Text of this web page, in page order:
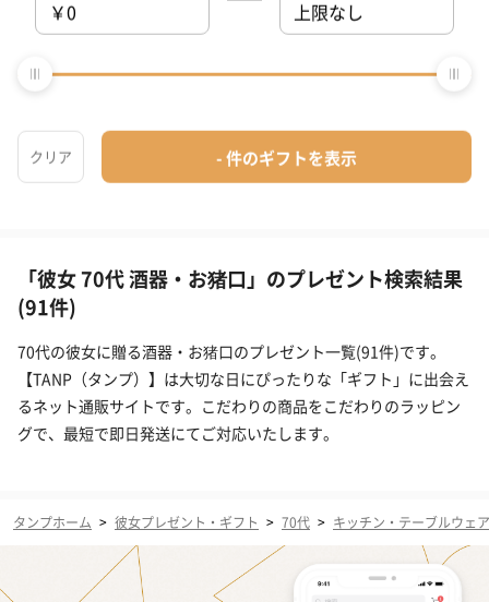
「彼女 70代 酒器・お猪口」のプレゼント検索結果
(91件)
70代の彼女に贈る酒器・お猪口のプレゼント一覧(91件)です。
【TANP（タンプ）】は大切な日にぴったりな「ギフト」に出会え
るネット通販サイトです。こだわりの商品をこだわりのラッピン
グで、最短で即日発送にてご対応いたします。
タンプホーム > 彼女プレゼント・ギフト > 70代 > キッチン・テーブルウェア